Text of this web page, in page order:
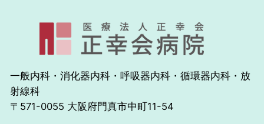
一般内科・消化器内科・呼吸器内科・循環器内科・放
射線科
〒571-0055 大阪府門真市中町11-54